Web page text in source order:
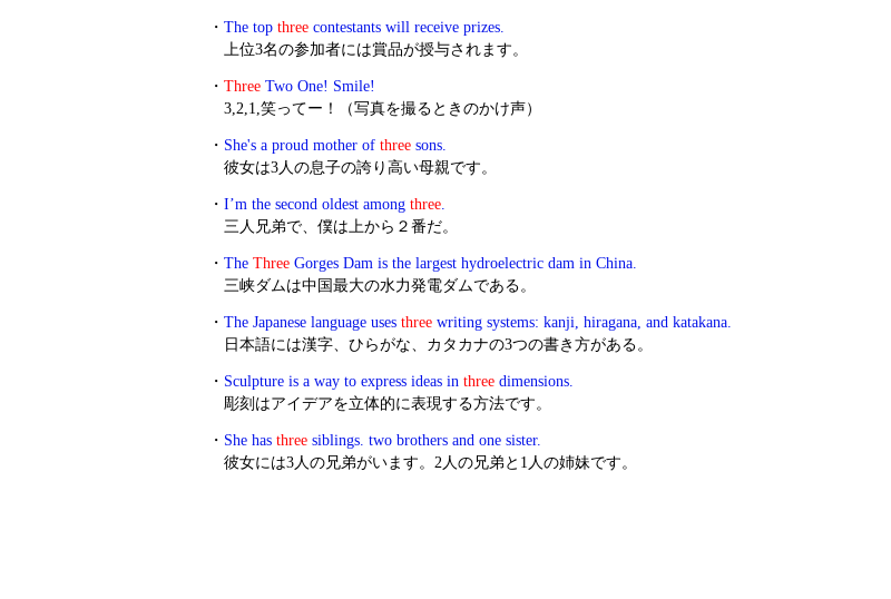
・ The top three contestants will receive prizes.
上位3名の参加者には賞品が授与されます。
・ Three Two One! Smile!
3,2,1,笑ってー！（写真を撮るときのかけ声）
・ She's a proud mother of three sons.
彼女は3人の息子の誇り高い母親です。
・ I’m the second oldest among three.
三人兄弟で、僕は上から２番だ。
・ The Three Gorges Dam is the largest hydroelectric dam in China.
三峡ダムは中国最大の水力発電ダムである。
・ The Japanese language uses three writing systems: kanji, hiragana, and katakana.
日本語には漢字、ひらがな、カタカナの3つの書き方がある。
・ Sculpture is a way to express ideas in three dimensions.
彫刻はアイデアを立体的に表現する方法です。
・ She has three siblings. two brothers and one sister.
彼女には3人の兄弟がいます。2人の兄弟と1人の姉妹です。